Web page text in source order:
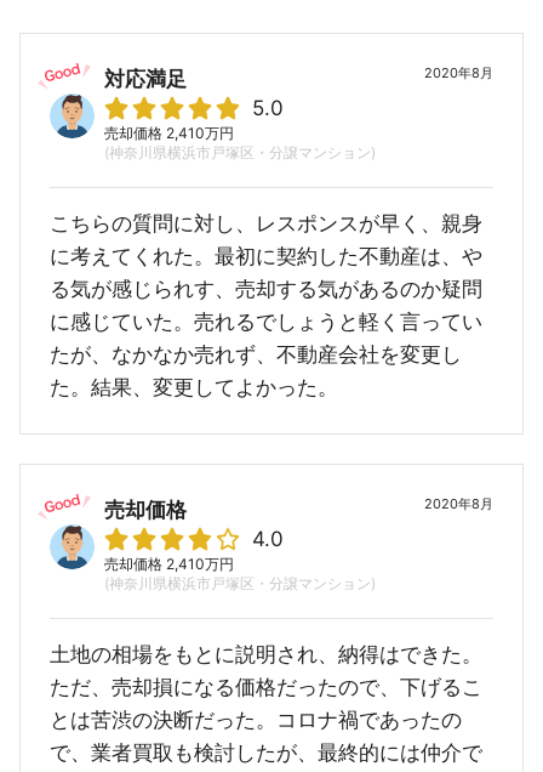
2020年8月
対応満足
5.0
売却価格 2,410万円
(神奈川県横浜市戸塚区・分譲マンション)
こちらの質問に対し、レスポンスが早く、親身
に考えてくれた。最初に契約した不動産は、や
る気が感じられす、売却する気があるのか疑問
に感じていた。売れるでしょうと軽く言ってい
たが、なかなか売れず、不動産会社を変更し
た。結果、変更してよかった。
2020年8月
売却価格
4.0
売却価格 2,410万円
(神奈川県横浜市戸塚区・分譲マンション)
土地の相場をもとに説明され、納得はできた。
ただ、売却損になる価格だったので、下げるこ
とは苦渋の決断だった。コロナ禍であったの
で、業者買取も検討したが、最終的には仲介で